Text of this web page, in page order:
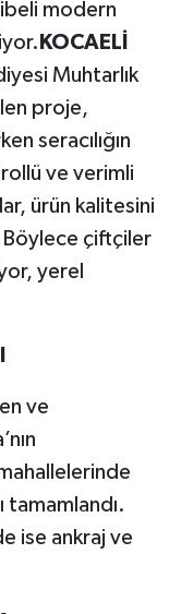
modern
KOCAELİ
Muhtarlık
proje,
seracılığın
ve verimli
ürün kalitesini
Böylece çiftçiler
yerel
ve
tamamlandı.
ise ankraj ve